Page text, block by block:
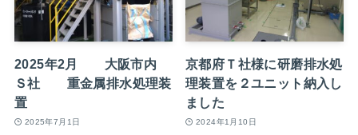
2025年2月 大阪市内
Ｓ社 重金属排水処理装
置
2025年7月1日
京都府Ｔ社様に研磨排水処
理装置を２ユニット納入し
ました
2024年1月10日